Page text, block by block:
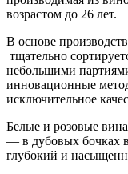
возрастом до 26 лет.
В основе
тщательно
небольшими
инновационные
исключительное
Белые и розовые
— в дубовых бочках
глубокий и